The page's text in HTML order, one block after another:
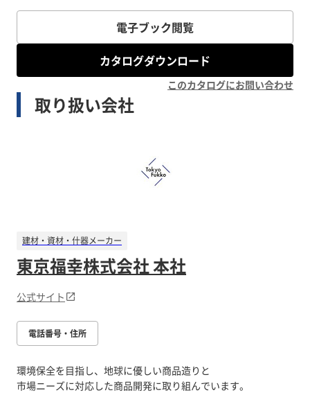
電子ブック閲覧
カタログダウンロード
このカタログにお問い合わせ
取り扱い会社
建材・資材・什器メーカー
東京福幸株式会社 本社
公式サイト
電話番号・住所
環境保全を目指し、地球に優しい商品造りと
市場ニーズに対応した商品開発に取り組んでいます。